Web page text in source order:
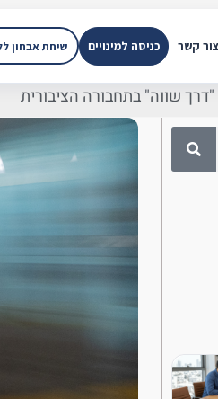
צור קשר כניסה למינויים שיחת אבחון
שווה" בתחבורה הציבורית